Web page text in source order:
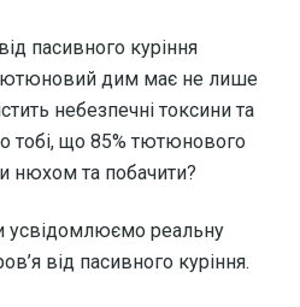
пасивного куріння
тютюновий дим має не лише
небезпечні токсини та
тобі, що 85% тютюнового
нюхом та побачити?
реальну
від пасивного куріння.